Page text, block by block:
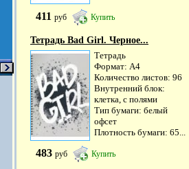
411 руб Купить
Тетрадь Bad Girl. Черное...
Тетрадь
Формат: А4
Количество листов: 96
Внутренний блок:
клетка, с полями
Тип бумаги: белый
офсет
Плотность бумаги: 65...
483 руб Купить